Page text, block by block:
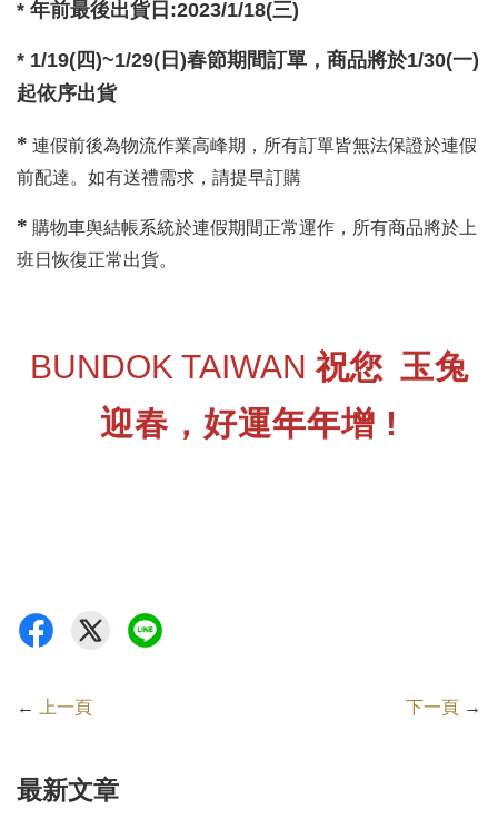
* 年前最後出貨日:2023/1/18(三)
* 1/19(四)~1/29(日)春節期間訂單，商品將於1/30(一)
起依序出貨
* 連假前後為物流作業高峰期，所有訂單皆無法保證於連假
前配達。如有送禮需求，請提早訂購
* 購物車舆結帳系統於連假期間正常運作，所有商品將於上
班日恢復正常出貨。
BUNDOK TAIWAN祝您 玉兔
迎春，好運年年增 !
← 上一頁 下一頁 →
最新文章